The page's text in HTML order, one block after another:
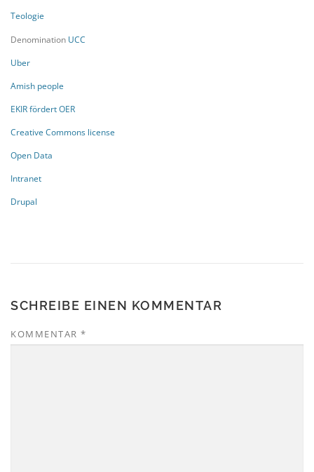
Teologie
Denomination UCC
Uber
Amish people
EKIR fördert OER
Creative Commons license
Open Data
Intranet
Drupal
SCHREIBE EINEN KOMMENTAR
KOMMENTAR *